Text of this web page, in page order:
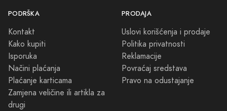
PODRŠKA
Kontakt
Kako kupiti
Isporuka
Načini plaćanja
Plaćanje karticama
Zamjena veličine ili artikla za
drugi
PRODAJA
Uslovi korišćenja i prodaje
Politika privatnosti
Reklamacije
Povraćaj sredstava
Pravo na odustajanje